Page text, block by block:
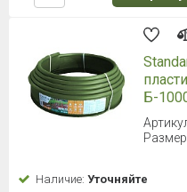
Б-
Наличие: Уточняйте